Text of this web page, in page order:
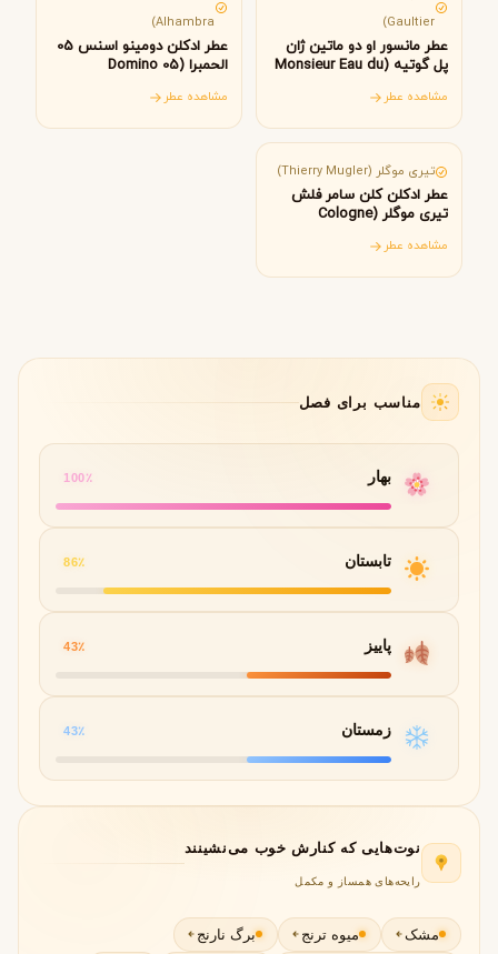
Gaultier)
عطر مانسور او دو ماتین ژان
پل گوتیه (Monsieur Eau du
مشاهده عطر
Alhambra)
عطر ادکلن دومینو اسنس 05
الحمبرا (05 Domino
Alhambra)
مشاهده عطر
تیری موگلر (Thierry Mugler)
عطر ادکلن کلن سامر فلش
تیری موگلر (Cologne
مشاهده عطر
مناسب برای فصل
بهار 100٪
تابستان 86٪
پاییز 43٪
زمستان 43٪
نوت‌هایی که کنارش خوب می‌نشینند
رایحه‌های همساز و مکمل
مشک میوه ترنج برگ نارنج